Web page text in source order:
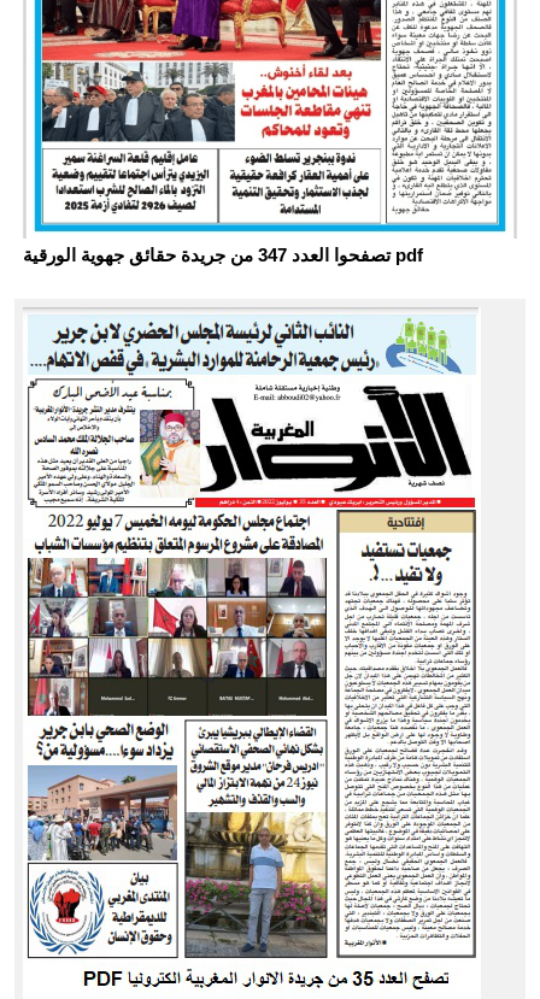
تصفحوا العدد 347 من جريدة حقائق جهوية الورقية pdf